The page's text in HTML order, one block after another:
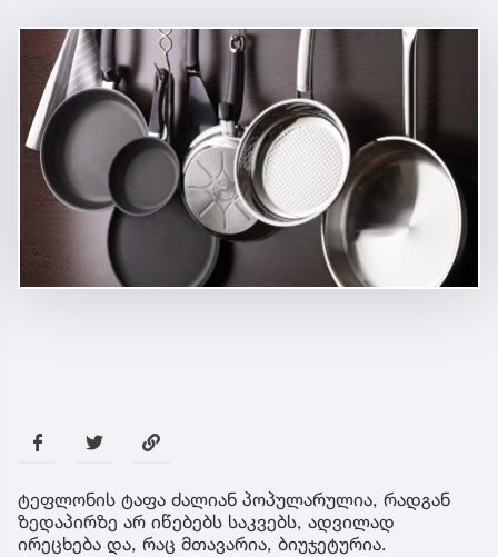
ტეფლონის ტაფა ძალიან პოპულარულია, რადგან
ზედაპირზე არ იწებებს საკვებს, ადვილად
ირეცხება და, რაც მთავარია, ბიუჯეტურია.